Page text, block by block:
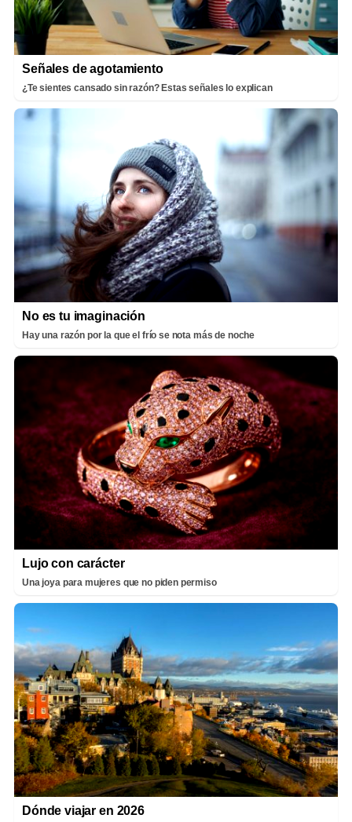
Señales de agotamiento
¿Te sientes cansado sin razón? Estas señales lo explican
No es tu imaginación
Hay una razón por la que el frío se nota más de noche
Lujo con carácter
Una joya para mujeres que no piden permiso
Dónde viajar en 2026